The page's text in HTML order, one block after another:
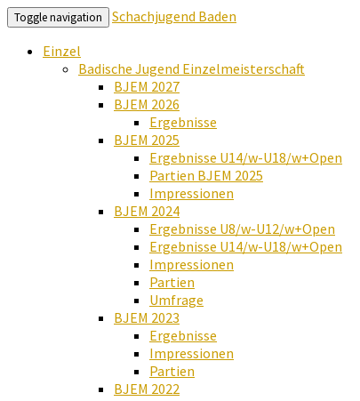
Toggle navigation
Schachjugend Baden
Einzel
Badische Jugend Einzelmeisterschaft
BJEM 2027
BJEM 2026
Ergebnisse
BJEM 2025
Ergebnisse U14/w-U18/w+Open
Partien BJEM 2025
Impressionen
BJEM 2024
Ergebnisse U8/w-U12/w+Open
Ergebnisse U14/w-U18/w+Open
Impressionen
Partien
Umfrage
BJEM 2023
Ergebnisse
Impressionen
Partien
BJEM 2022